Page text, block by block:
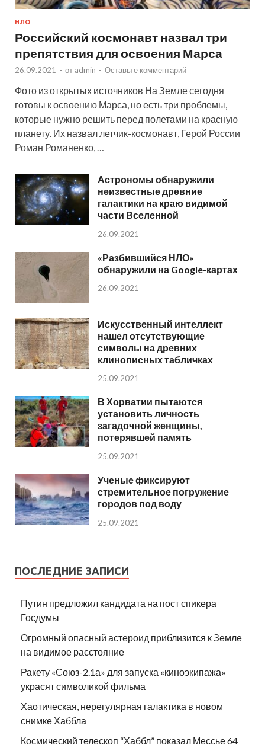
НЛО
Российский космонавт назвал три
препятствия для освоения Марса
26.09.2021 - от admin - Оставьте комментарий
Фото из открытых источников На Земле сегодня
готовы к освоению Марса, но есть три проблемы,
которые нужно решить перед полетами на красную
планету. Их назвал летчик-космонавт, Герой России
Роман Романенко, …
Астрономы обнаружили
неизвестные древние
галактики на краю видимой
части Вселенной
26.09.2021
«Разбившийся НЛО»
обнаружили на Google-картах
26.09.2021
Искусственный интеллект
нашел отсутствующие
символы на древних
клинописных табличках
25.09.2021
В Хорватии пытаются
установить личность
загадочной женщины,
потерявшей память
25.09.2021
Ученые фиксируют
стремительное погружение
городов под воду
25.09.2021
ПОСЛЕДНИЕ ЗАПИСИ
Путин предложил кандидата на пост спикера
Госдумы
Огромный опасный астероид приблизится к Земле
на видимое расстояние
Ракету «Союз-2.1а» для запуска «киноэкипажа»
украсят символикой фильма
Хаотическая, нерегулярная галактика в новом
снимке Хаббла
Космический телескоп “Хаббл” показал Мессье 64